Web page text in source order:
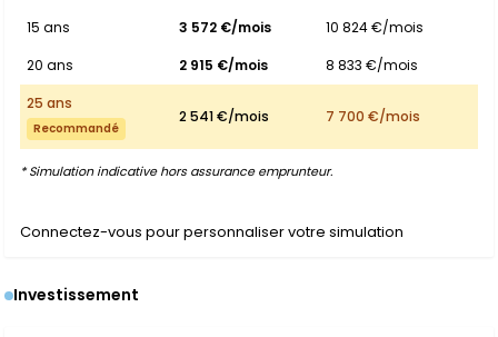
15 ans
3 572 €/mois
10 824 €/mois
20 ans
2 915 €/mois
8 833 €/mois
25 ans
Recommandé
2 541 €/mois 7 700 €/mois
* Simulation indicative hors assurance emprunteur.
Connectez-vous pour personnaliser votre simulation
Investissement